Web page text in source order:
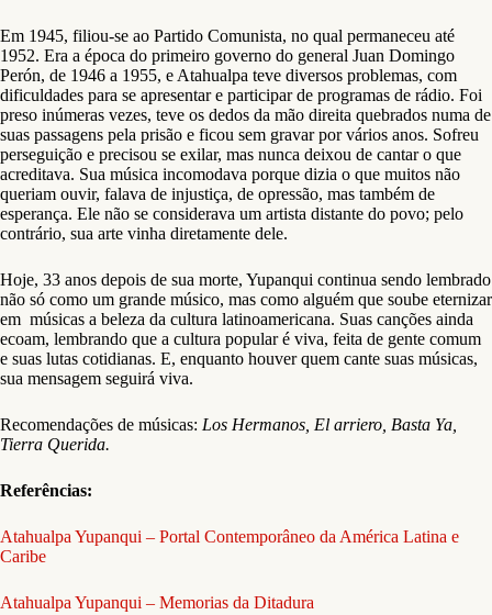
Em 1945, filiou-se ao Partido Comunista, no qual permaneceu até
1952. Era a época do primeiro governo do general Juan Domingo
Perón, de 1946 a 1955, e Atahualpa teve diversos problemas, com
dificuldades para se apresentar e participar de programas de rádio. Foi
preso inúmeras vezes, teve os dedos da mão direita quebrados numa de
suas passagens pela prisão e ficou sem gravar por vários anos. Sofreu
perseguição e precisou se exilar, mas nunca deixou de cantar o que
acreditava. Sua música incomodava porque dizia o que muitos não
queriam ouvir, falava de injustiça, de opressão, mas também de
esperança. Ele não se considerava um artista distante do povo; pelo
contrário, sua arte vinha diretamente dele.
Hoje, 33 anos depois de sua morte, Yupanqui continua sendo lembrado
não só como um grande músico, mas como alguém que soube eternizar
em músicas a beleza da cultura latinoamericana. Suas canções ainda
ecoam, lembrando que a cultura popular é viva, feita de gente comum
e suas lutas cotidianas. E, enquanto houver quem cante suas músicas,
sua mensagem seguirá viva.
Recomendações de músicas: Los Hermanos, El arriero, Basta Ya,
Tierra Querida.
Referências:
Atahualpa Yupanqui – Portal Contemporâneo da América Latina e
Caribe
Atahualpa Yupanqui – Memorias da Ditadura